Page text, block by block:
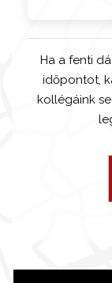
Ha a fenti
időpontot,
kollégáink